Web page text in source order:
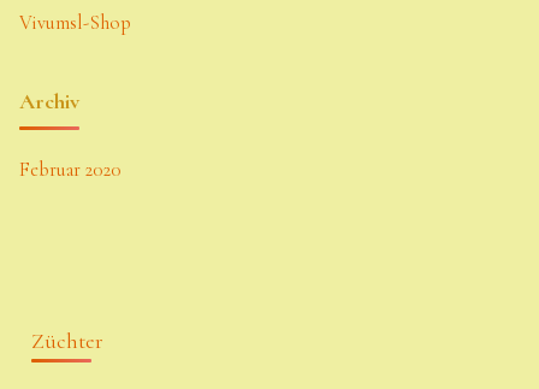
Vivumsl-Shop
Archiv
Februar 2020
Züchter